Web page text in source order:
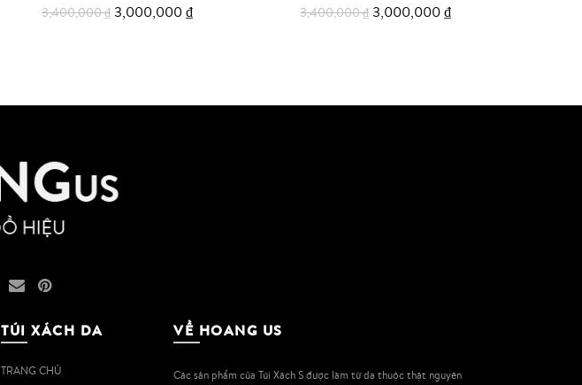
3,400,000₫ 3,000,000₫ 3,400,000₫ 3,000,000₫
TÚI XÁCH DA
TRANG CHỦ
VỀ HOANG US
Các sản phẩm của Túi Xách S được làm từ da thuộc thật nguyên